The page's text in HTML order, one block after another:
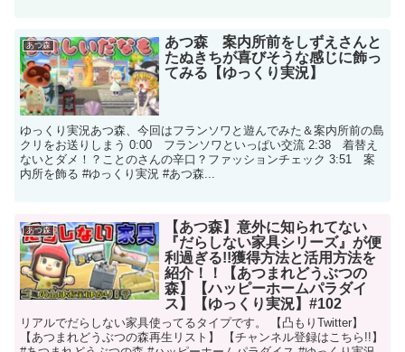
あつ森
あつ森 案内所前をしずえさんと
たぬきちが喜びそうな感じに飾っ
てみる【ゆっくり実況】
ゆっくり実況あつ森、今回はフランソワと遊んでみた＆案内所前の島
クリをお送りしまう 0:00 フランソワといっぱい交流 2:38 着替え
ないとダメ！？ことのさんの辛口？ファッションチェック 3:51 案
内所を飾る #ゆっくり実況 #あつ森...
あつ森
【あつ森】意外に知られてない
『だらしない家具シリーズ』が便
利過ぎる!!獲得方法と活用方法を
紹介！！【あつまれどうぶつの
森】【ハッピーホームパラダイ
ス】【ゆっくり実況】#102
リアルでだらしない家具使ってるタイプです。 【凸もりTwitter】
【あつまれどうぶつの森再生リスト】 【チャンネル登録はこちら!!】